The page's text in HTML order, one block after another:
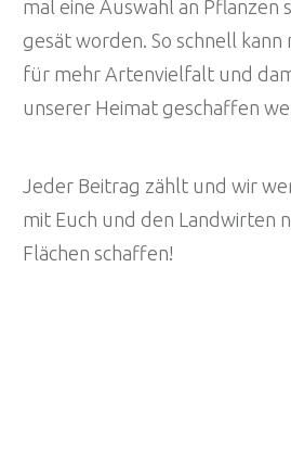
mal eine Auswahl an Pflanzen
gesät worden. So schnell
für mehr Artenvielfalt und
unserer Heimat geschaffen
Jeder Beitrag zählt und wir
mit Euch und den Landwirten
Flächen schaffen!